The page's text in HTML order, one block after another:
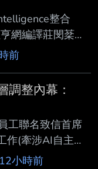
被美國課遺產稅
世的時候 會希
遺產才給小孩 或
40歲 小朋友也
的規劃 3.
整合
網編譯莊閔棻
HK) 的人工智
傳聞 或監管文
果官方的產品說
果中國官網的
，標題直白寫著
義千問」。 這
前
調整內幕：
工聯名致信首席
作(牽涉AI自主武
為了上述
12小時前